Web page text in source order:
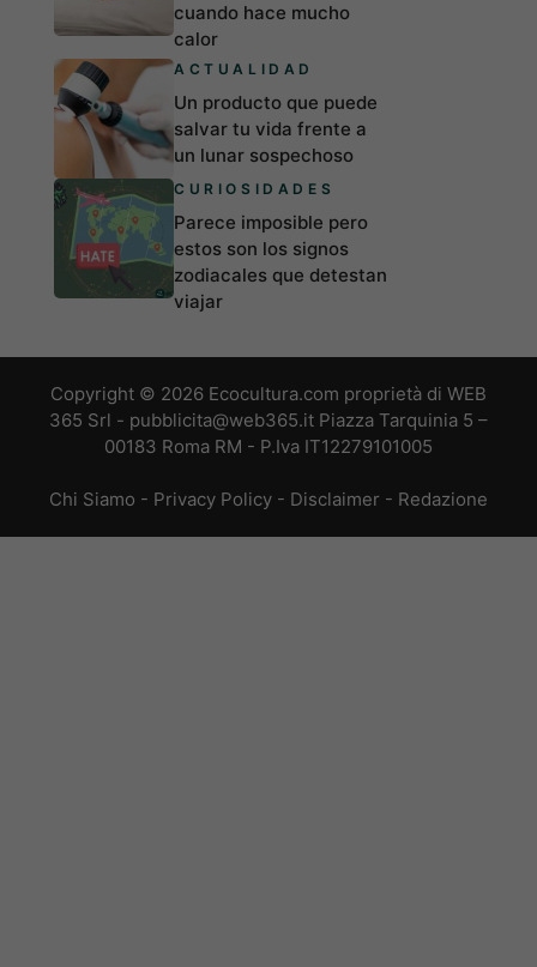
cuando hace mucho
calor
ACTUALIDAD
Un producto que puede
salvar tu vida frente a
un lunar sospechoso
CURIOSIDADES
Parece imposible pero
estos son los signos
zodiacales que detestan
viajar
Copyright © 2026 Ecocultura.com proprietà di WEB
365 Srl - pubblicita@web365.it Piazza Tarquinia 5 –
00183 Roma RM - P.Iva IT12279101005
Chi Siamo - Privacy Policy - Disclaimer - Redazione